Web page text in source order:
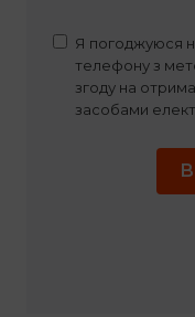
Я погоджуюся
телефону з
згоду на
засобами